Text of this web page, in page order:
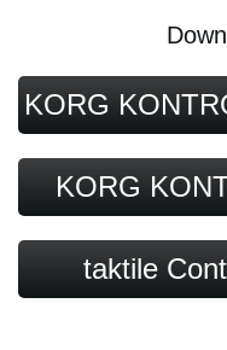
KORG
KORG
taktile